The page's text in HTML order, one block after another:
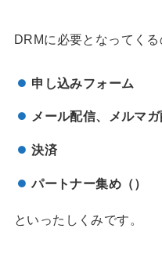
DRMに必要となってくる
申し込みフォーム
メール配信、メルマ
決済
パートナー集め（）
といったしくみです。